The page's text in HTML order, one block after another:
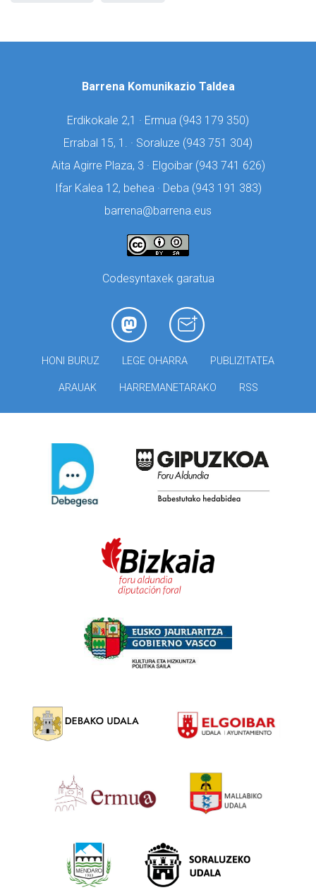
Barrena Komunikazio Taldea
Erdikokale 2,1 · Ermua (943 179 350)
Errabal 15, 1. · Soraluze (943 751 304)
Aita Agirre Plaza, 3 · Elgoibar (943 741 626)
Ifar Kalea 12, behea · Deba (943 191 383)
barrena@barrena.eus
Codesyntaxek garatua
HONI BURUZ LEGE OHARRA PUBLIZITATEA
ARAUAK HARREMANETARAKO RSS